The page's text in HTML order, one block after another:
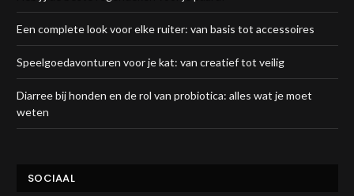
Een complete look voor elke ruiter: van basis tot accessoires
Speelgoedavonturen voor je kat: van creatief tot veilig
Diarree bij honden en de rol van probiotica: alles wat je moet
weten
SOCIAAL